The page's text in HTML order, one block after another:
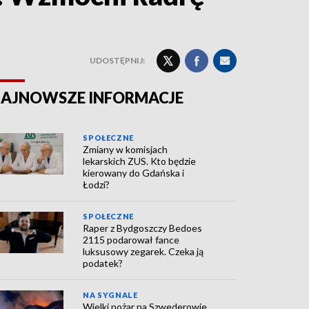
UDOSTĘPNIJ:
INFORMACJE
SPOŁECZNE
Zmiany w komisjach
lekarskich ZUS. Kto będzie
kierowany do Gdańska i
Łodzi?
SPOŁECZNE
Raper z Bydgoszczy Bedoes
2115 podarował fance
luksusowy zegarek. Czeka ją
podatek?
NA SYGNALE
Wielki pożar na Szwederowie